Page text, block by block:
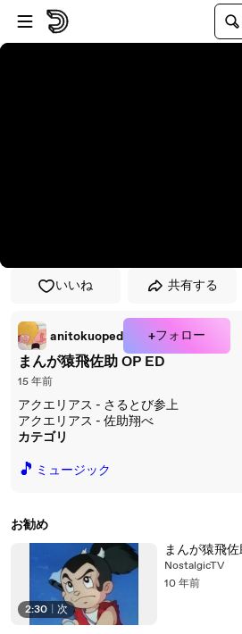
プレイヤーにスキップ
メインコンテンツにスキップ
いいね 共有する
anitokuoped +フォロー
まんが猿飛佐助 OP ED
15 年前
アクエリアス - さるとび参上
アクエリアス - 佐助翔べ
カテゴリ
🎵 ミュージック
お勧め
2:30 次
まんが猿飛
NostalgicTV
10 年前